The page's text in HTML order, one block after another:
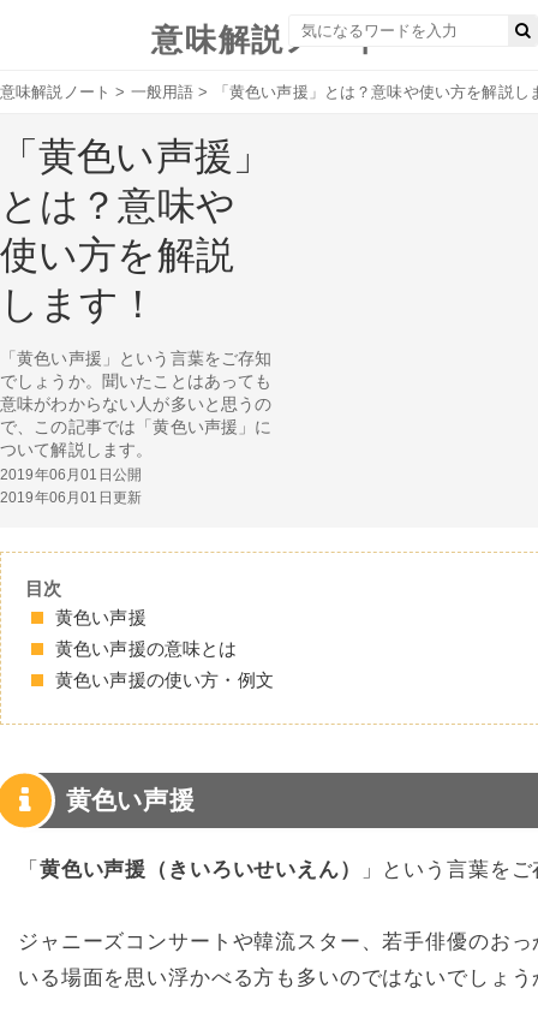
意味解説ノート
意味解説ノート > 一般用語 > 「黄色い声援」とは？意味や使い方を解説し
「黄色い声援」
とは？意味や
使い方を解説
します！
「黄色い声援」という言葉をご存知
でしょうか。聞いたことはあっても
意味がわからない人が多いと思うの
で、この記事では「黄色い声援」に
ついて解説します。
2019年06月01日公開
2019年06月01日更新
目次
黄色い声援
黄色い声援の意味とは
黄色い声援の使い方・例文
黄色い声援
「 黄色い声援（きいろいせいえん） 」という言葉を
ジャニーズコンサートや韓流スター、若手俳優のお
いる場面を思い浮かべる方も多いのではないでしょう